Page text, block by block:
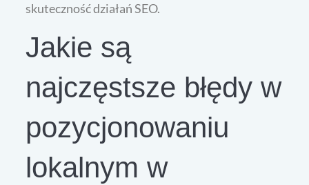
skuteczność działań SEO.
Jakie są
najczęstsze błędy w
pozycjonowaniu
lokalnym w